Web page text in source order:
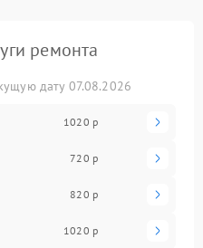
ремонта
дату 07.08.2026
1020 р
720 р
820 р
1020 р